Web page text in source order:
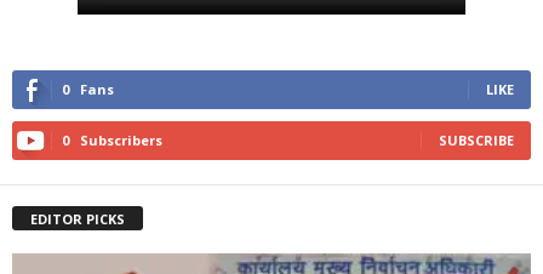
0 Fans LIKE
0 Subscribers SUBSCRIBE
EDITOR PICKS